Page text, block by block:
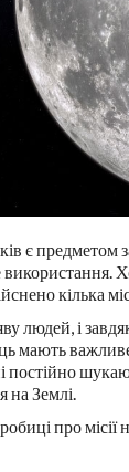
є
кілька
людей, і
мають
постійно
на Землі.
про